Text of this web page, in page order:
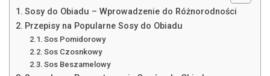
Sosy do Obiadu – Wprowadzenie do Różnorodności
Przepisy na Popularne Sosy do Obiadu
Sos Pomidorowy
Sos Czosnkowy
Sos Beszamelowy